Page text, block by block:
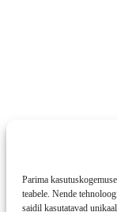
Parima
teabele. Nende
saidil kasutatavad